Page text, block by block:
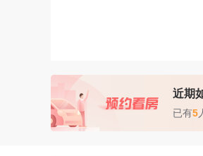
近期
已有5